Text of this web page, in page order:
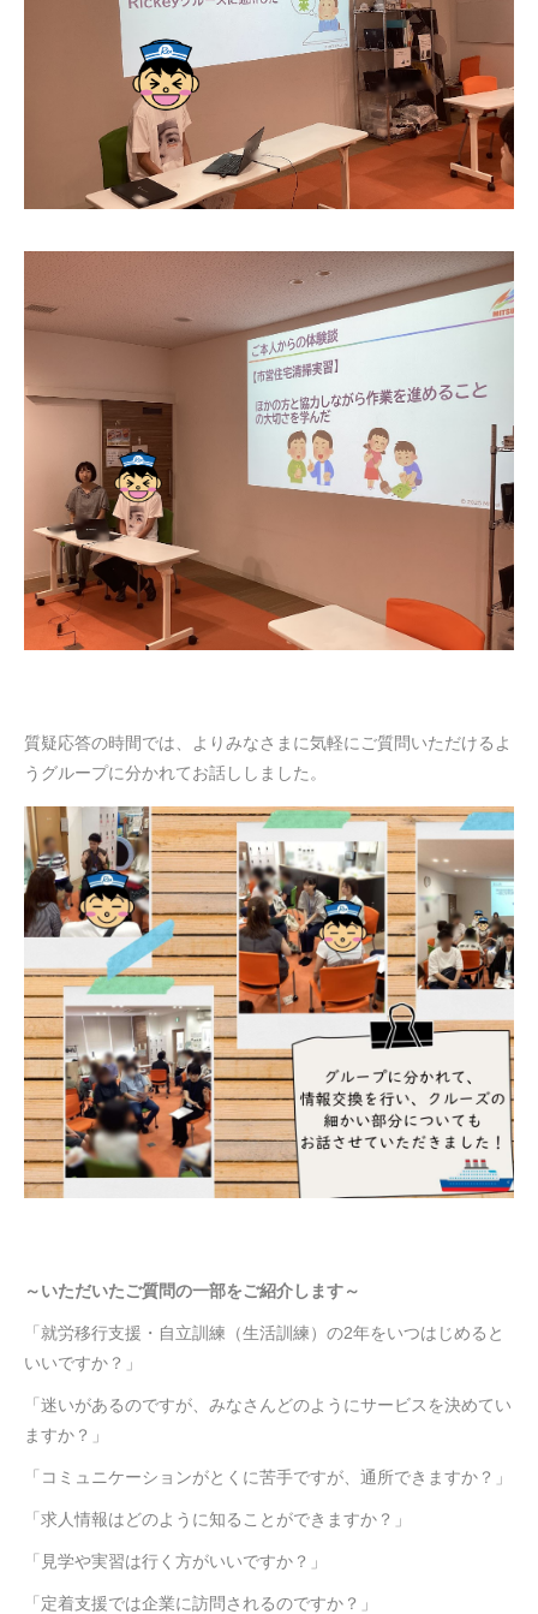
質疑応答の時間では、よりみなさまに気軽にご質問いただけるよ
うグループに分かれてお話ししました。
～いただいたご質問の一部をご紹介します～
「就労移行支援・自立訓練（生活訓練）の2年をいつはじめると
いいですか？」
「迷いがあるのですが、みなさんどのようにサービスを決めてい
ますか？」
「コミュニケーションがとくに苦手ですが、通所できますか？」
「求人情報はどのように知ることができますか？」
「見学や実習は行く方がいいですか？」
「定着支援では企業に訪問されるのですか？」